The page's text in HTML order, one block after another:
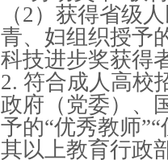
（2）获得省级
青、妇组织授予
科技进步奖获得
2. 符合成人高校
政府（党委）、
予的“优秀教师
其以上教育行政